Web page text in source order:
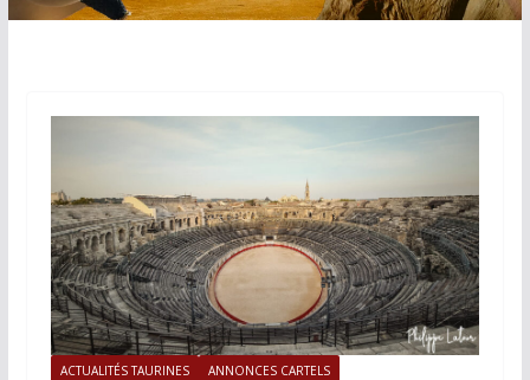
ACTUALITÉS TAURINES ANNONCES CARTELS